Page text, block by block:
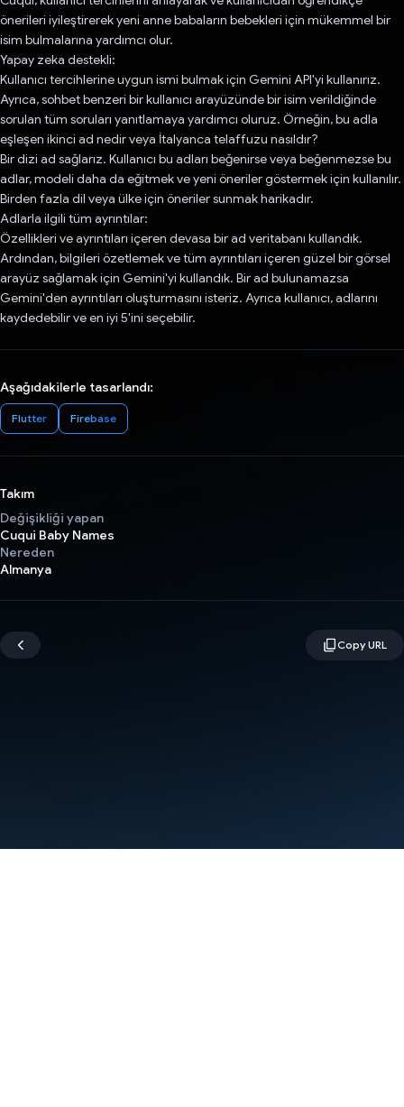
önerileri iyileştirerek yeni anne babaların bebekleri için mükemmel bir
isim bulmalarına yardımcı olur.
Yapay zeka destekli:
Kullanıcı tercihlerine uygun ismi bulmak için Gemini API'yi kullanırız.
Ayrıca, sohbet benzeri bir kullanıcı arayüzünde bir isim verildiğinde
sorulan tüm soruları yanıtlamaya yardımcı oluruz. Örneğin, bu adla
eşleşen ikinci ad nedir veya İtalyanca telaffuzu nasıldır?
Bir dizi ad sağlarız. Kullanıcı bu adları beğenirse veya beğenmezse bu
adlar, modeli daha da eğitmek ve yeni öneriler göstermek için kullanılır.
Birden fazla dil veya ülke için öneriler sunmak harikadır.
Adlarla ilgili tüm ayrıntılar:
Özellikleri ve ayrıntıları içeren devasa bir ad veritabanı kullandık.
Ardından, bilgileri özetlemek ve tüm ayrıntıları içeren güzel bir görsel
arayüz sağlamak için Gemini'yi kullandık. Bir ad bulunamazsa
Gemini'den ayrıntıları oluşturmasını isteriz. Ayrıca kullanıcı, adlarını
kaydedebilir ve en iyi 5'ini seçebilir.
Aşağıdakilerle tasarlandı:
Flutter Firebase
Takım
Değişikliği yapan
Cuqui Baby Names
Nereden
Almanya